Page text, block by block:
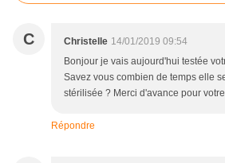
C Christelle 14/01/2019 09:54
Bonjour je vais aujourd'hui testée
Savez vous combien de temps elle
stérilisée ? Merci d'avance pour
Répondre